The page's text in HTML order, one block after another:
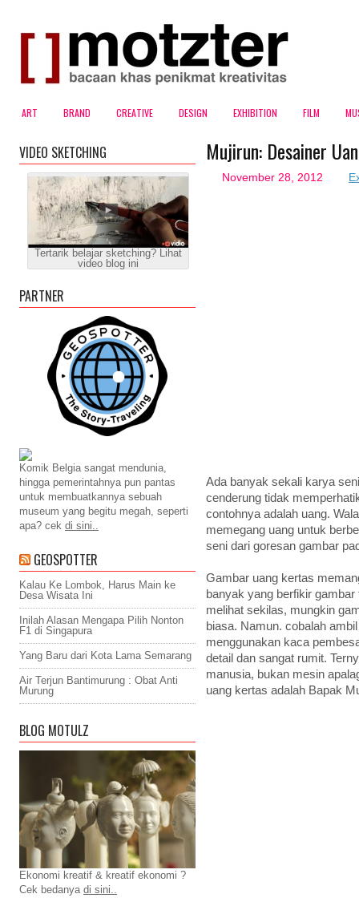
ART BRAND CREATIVE DESIGN EXHIBITION FILM
Mujirun: Desainer
November 28, 2012
Ada banyak sekali karya
cenderung tidak
contohnya adalah uang.
memegang uang untuk
seni dari goresan gambar
Gambar uang kertas
banyak yang berfikir
melihat sekilas, mungkin
biasa. Namun. cobalah
menggunakan kaca
detail dan sangat rumit.
manusia, bukan mesin
uang kertas adalah Bapak
VIDEO SKETCHING
Tertarik belajar sketching? Lihat
video blog ini
PARTNER
Komik Belgia sangat mendunia,
hingga pemerintahnya pun pantas
untuk membuatkannya sebuah
museum yang begitu megah, seperti
apa? cek di sini..
GEOSPOTTER
Kalau Ke Lombok, Harus Main ke
Desa Wisata Ini
Inilah Alasan Mengapa Pilih Nonton
F1 di Singapura
Yang Baru dari Kota Lama Semarang
Air Terjun Bantimurung : Obat Anti
Murung
BLOG MOTULZ
Ekonomi kreatif & kreatif ekonomi ?
Cek bedanya di sini..